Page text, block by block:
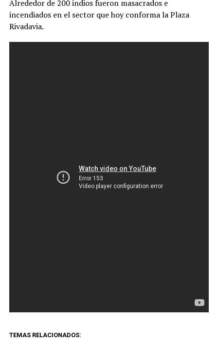
Alrededor de 200 indios fueron masacrados e
incendiados en el sector que hoy conforma la Plaza
Rivadavia.
TEMAS RELACIONADOS: